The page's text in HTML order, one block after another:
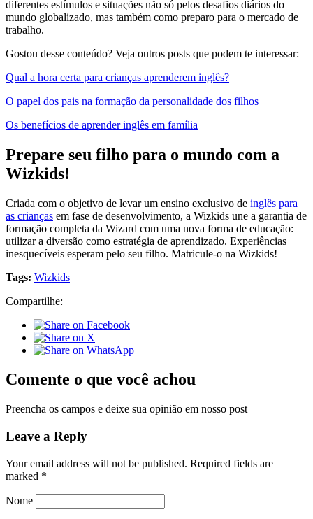
diferentes estímulos e situações não só pelos desafios diários do
mundo globalizado, mas também como preparo para o mercado de
trabalho.
Gostou desse conteúdo? Veja outros posts que podem te interessar:
Qual a hora certa para crianças aprenderem inglês?
O papel dos pais na formação da personalidade dos filhos
Os benefícios de aprender inglês em família
Prepare seu filho para o mundo com a
Wizkids!
Criada com o objetivo de levar um ensino exclusivo de inglês para
as crianças em fase de desenvolvimento, a Wizkids une a garantia de
formação completa da Wizard com uma nova forma de educação:
utilizar a diversão como estratégia de aprendizado. Experiências
inesquecíveis esperam pelo seu filho. Matricule-o na Wizkids!
Tags: Wizkids
Compartilhe:
Comente o que você achou
Preencha os campos e deixe sua opinião em nosso post
Leave a Reply
Your email address will not be published. Required fields are
marked *
Nome